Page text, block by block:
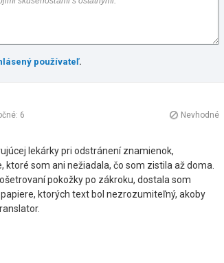
používateľ.
6
Nevhodné
lekárky pri odstránení znamienok,
ktoré som ani nežiadala, čo som zistila až doma.
pokožky po zákroku, dostala som
ktorých text bol nezrozumiteľný, akoby